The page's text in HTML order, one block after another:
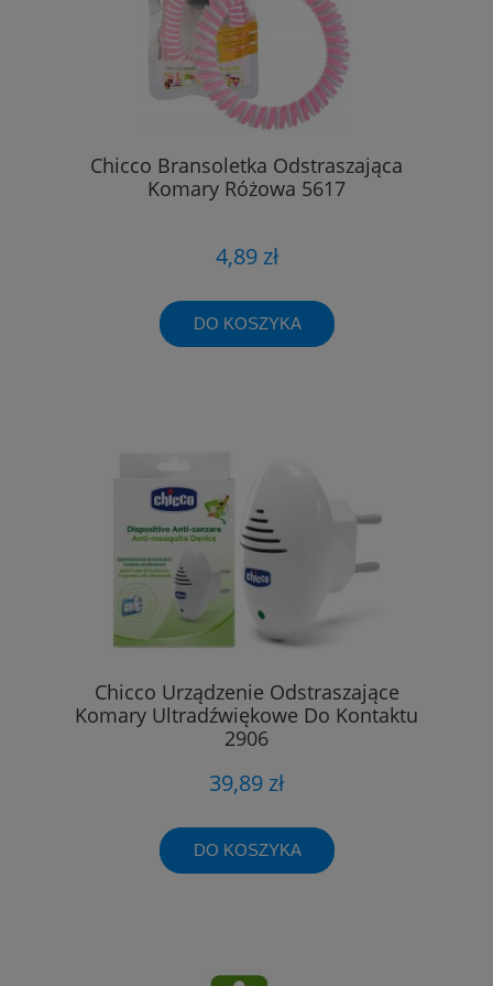
Chicco Bransoletka Odstraszająca
Komary Różowa 5617
4,89 zł
DO KOSZYKA
Chicco Urządzenie Odstraszające
Komary Ultradźwiękowe Do Kontaktu
2906
39,89 zł
DO KOSZYKA